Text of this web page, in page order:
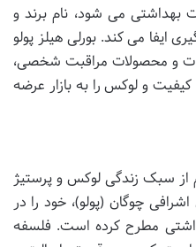
می شود، نام برند و
ایفا می کند. بورلی هیلز پولو
و محصولات مراقبت شخصی،
کیفیت و لوکس را به بازار عرضه
از سبک زندگی لوکس و پرستیژ
چوگان (پولو)، خود را در
مطرح کرده است. فلسفه